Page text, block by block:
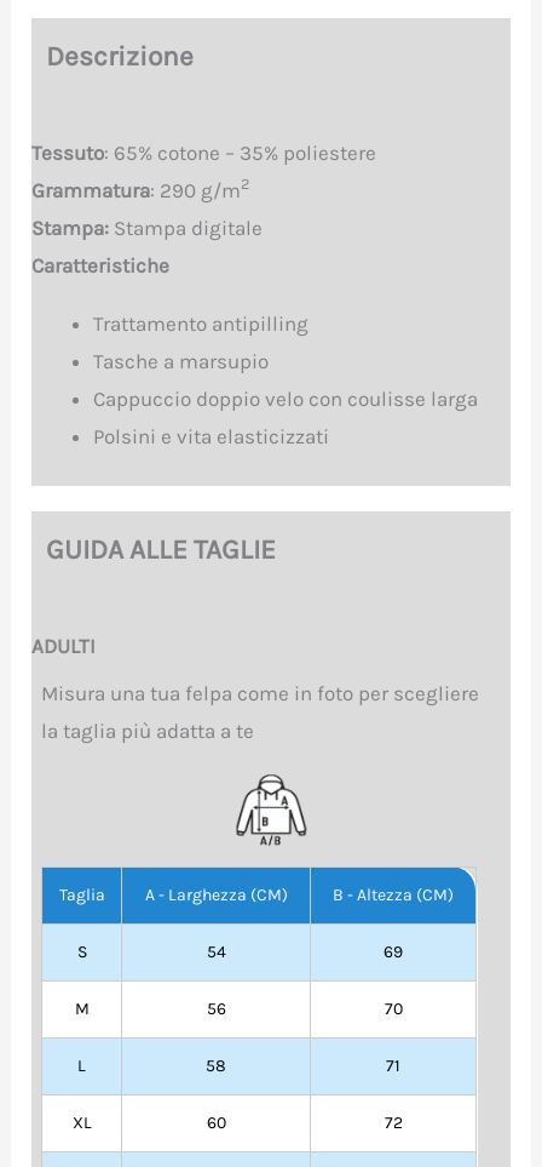
Descrizione
Tessuto: 65% cotone – 35% poliestere
Grammatura: 290 g/m2
Stampa: Stampa digitale
Caratteristiche
Trattamento antipilling
Tasche a marsupio
Cappuccio doppio velo con coulisse larga
Polsini e vita elasticizzati
GUIDA ALLE TAGLIE
ADULTI
Misura una tua felpa come in foto per scegliere
la taglia più adatta a te
Taglia A - Larghezza (CM) B - Altezza (CM)
S 54 69
M 56 70
L 58 71
XL 60 72